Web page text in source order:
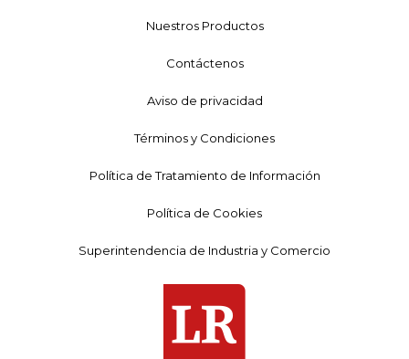
Nuestros Productos
Contáctenos
Aviso de privacidad
Términos y Condiciones
Política de Tratamiento de Información
Política de Cookies
Superintendencia de Industria y Comercio